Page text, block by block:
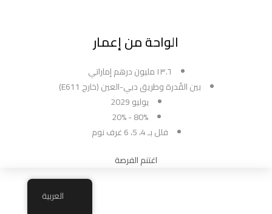
الواحة من إعمار
١٣.٦ مليون درهم إماراتي
بين القُدرة وطريق دبي-العين (خارج E611)
يوليو 2029
80% - 20%
فلل بـ 4، 5، 6 غرف نوم
اغتنم الفرصة
العربية